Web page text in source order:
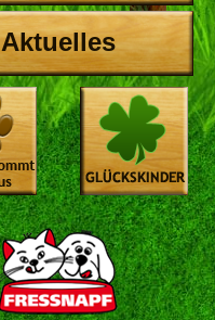
Aktuelles